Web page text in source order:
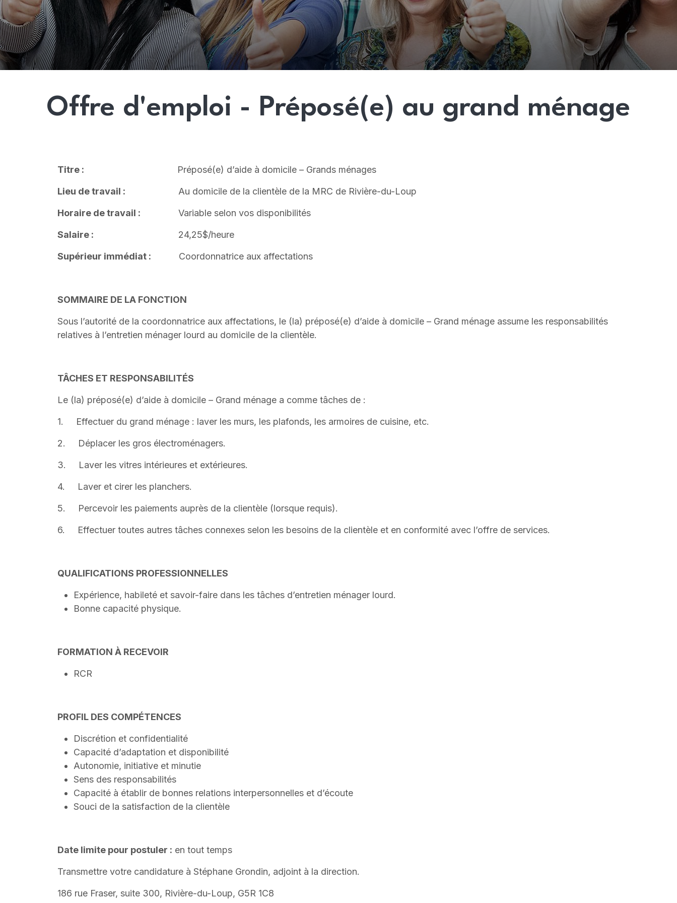
Offre d'emploi - Préposé(e) au grand ménage
Titre : Préposé(e) d’aide à domicile – Grands ménages
Lieu de travail : Au domicile de la clientèle de la MRC de Rivière-du-Loup
Horaire de travail : Variable selon vos disponibilités
Salaire : 24,25$/heure
Supérieur immédiat : Coordonnatrice aux affectations
SOMMAIRE DE LA FONCTION
Sous l’autorité de la coordonnatrice aux affectations, le (la) préposé(e) d’aide à domicile – Grand ménage assume les responsabilités
relatives à l’entretien ménager lourd au domicile de la clientèle.
TÂCHES ET RESPONSABILITÉS
Le (la) préposé(e) d’aide à domicile – Grand ménage a comme tâches de :
1. Effectuer du grand ménage : laver les murs, les plafonds, les armoires de cuisine, etc.
2. Déplacer les gros électroménagers.
3. Laver les vitres intérieures et extérieures.
4. Laver et cirer les planchers.
5. Percevoir les paiements auprès de la clientèle (lorsque requis).
6. Effectuer toutes autres tâches connexes selon les besoins de la clientèle et en conformité avec l’offre de services.
QUALIFICATIONS PROFESSIONNELLES
Expérience, habileté et savoir-faire dans les tâches d’entretien ménager lourd.
Bonne capacité physique.
FORMATION À RECEVOIR
RCR
PROFIL DES COMPÉTENCES
Discrétion et confidentialité
Capacité d’adaptation et disponibilité
Autonomie, initiative et minutie
Sens des responsabilités
Capacité à établir de bonnes relations interpersonnelles et d’écoute
Souci de la satisfaction de la clientèle
Date limite pour postuler : en tout temps
Transmettre votre candidature à Stéphane Grondin, adjoint à la direction.
186 rue Fraser, suite 300, Rivière-du-Loup, G5R 1C8